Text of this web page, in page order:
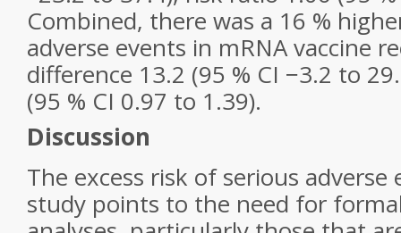
Combined, there was a 16 %
adverse events in mRNA vaccine
difference 13.2 (95 % CI −3.2 to
(95 % CI 0.97 to 1.39).
Discussion
The excess risk of serious
study points to the need for